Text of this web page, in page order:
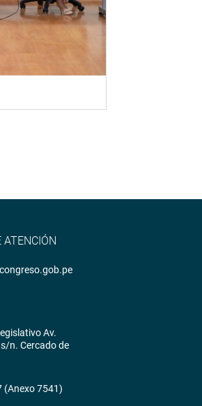
ATENCIÓN
Av.
n. Cercado de
(Anexo 7541)